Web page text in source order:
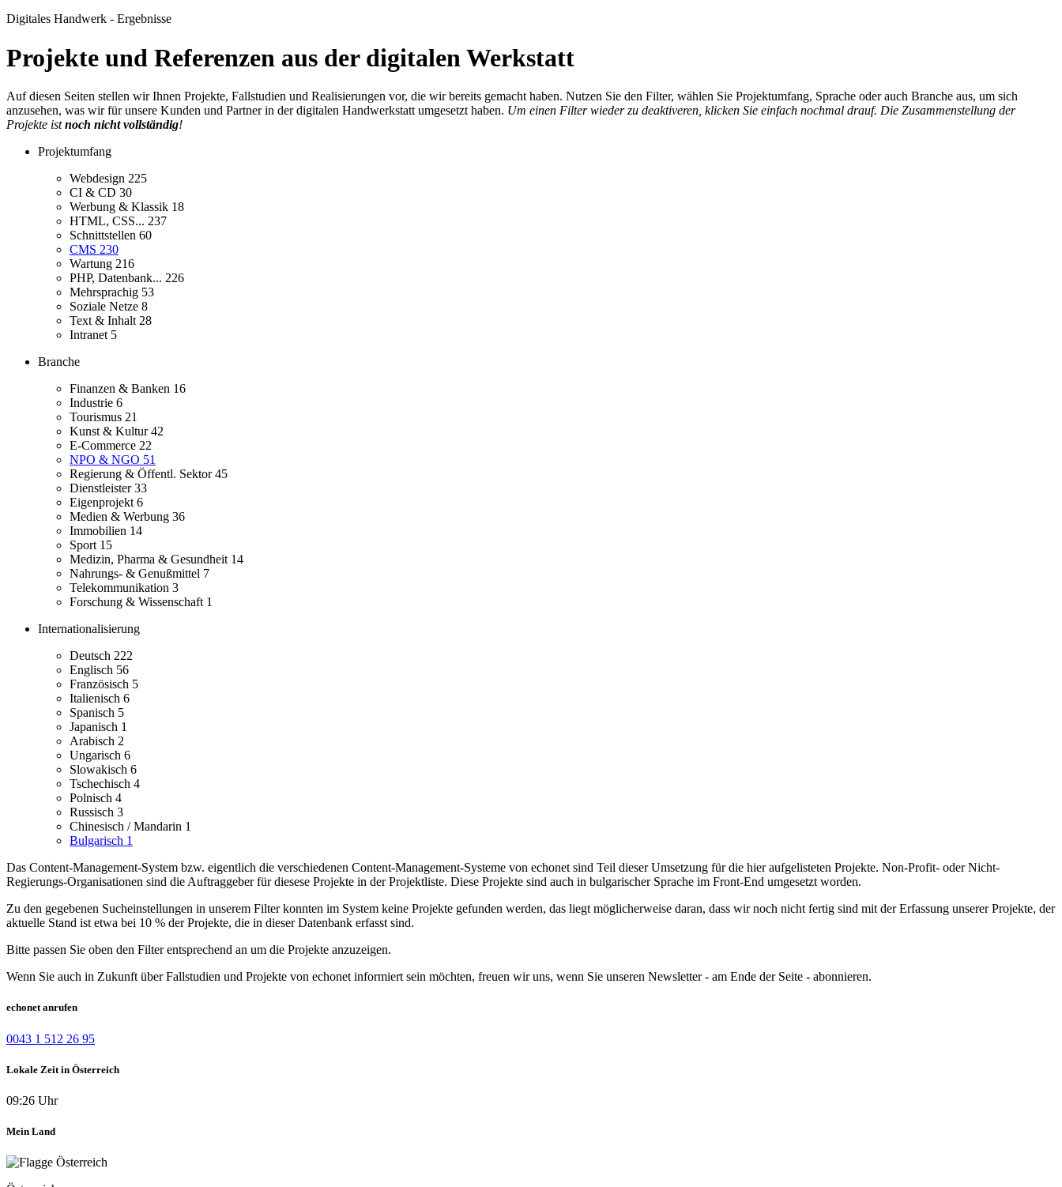
Digitales Handwerk - Ergebnisse
Projekte und Referenzen aus der digitalen Werkstatt
Auf diesen Seiten stellen wir Ihnen Projekte, Fallstudien und Realisierungen vor, die wir bereits gemacht haben. Nutzen Sie den Filter, wählen Sie Projektumfang, Sprache oder auch Branche aus, um sich
anzusehen, was wir für unsere Kunden und Partner in der digitalen Handwerkstatt umgesetzt haben. Um einen Filter wieder zu deaktiveren, klicken Sie einfach nochmal drauf. Die Zusammenstellung der
Projekte istnoch nicht vollständig!
Projektumfang
Webdesign 225
CI & CD 30
Werbung & Klassik 18
HTML, CSS... 237
Schnittstellen 60
CMS 230
Wartung 216
PHP, Datenbank... 226
Mehrsprachig 53
Soziale Netze 8
Text & Inhalt 28
Intranet 5
Branche
Finanzen & Banken 16
Industrie 6
Tourismus 21
Kunst & Kultur42
E-Commerce 22
NPO & NGO 51
Regierung & Öffentl. Sektor45
Dienstleister33
Eigenprojekt 6
Medien & Werbung 36
Immobilien 14
Sport 15
Medizin, Pharma & Gesundheit 14
Nahrungs- & Genußmittel 7
Telekommunikation 3
Forschung & Wissenschaft 1
Internationalisierung
Deutsch 222
Englisch 56
Französisch 5
Italienisch 6
Spanisch 5
Japanisch 1
Arabisch 2
Ungarisch 6
Slowakisch 6
Tschechisch 4
Polnisch 4
Russisch 3
Chinesisch / Mandarin 1
Bulgarisch 1
Das Content-Management-System bzw. eigentlich die verschiedenen Content-Management-Systeme von echonet sind Teil dieser Umsetzung für die hier aufgelisteten Projekte. Non-Profit- oder Nicht-
Regierungs-Organisationen sind die Auftraggeber für diesese Projekte in der Projektliste. Diese Projekte sind auch in bulgarischer Sprache im Front-End umgesetzt worden.
Zu den gegebenen Sucheinstellungen in unserem Filter konnten im System keine Projekte gefunden werden, das liegt möglicherweise daran, dass wir noch nicht fertig sind mit der Erfassung unserer Projekte, der
aktuelle Stand ist etwa bei 10 % der Projekte, die in dieser Datenbank erfasst sind.
Bitte passen Sie oben den Filter entsprechend an um die Projekte anzuzeigen.
Wenn Sie auch in Zukunft über Fallstudien und Projekte von echonet informiert sein möchten, freuen wir uns, wenn Sie unseren Newsletter - am Ende der Seite - abonnieren.
echonet anrufen
0043 1 512 26 95
Lokale Zeit in Österreich
09:26 Uhr
Mein Land